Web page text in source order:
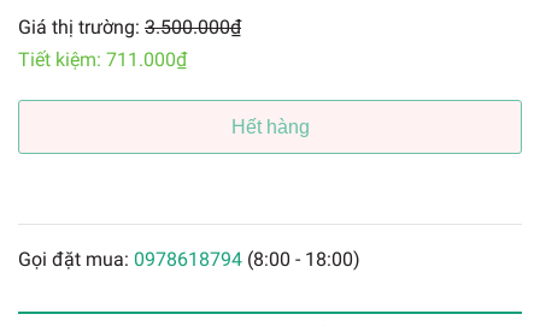
Giá thị trường: 3.500.000₫
Tiết kiệm: 711.000₫
Hết hàng
Gọi đặt mua: 0978618794 (8:00 - 18:00)